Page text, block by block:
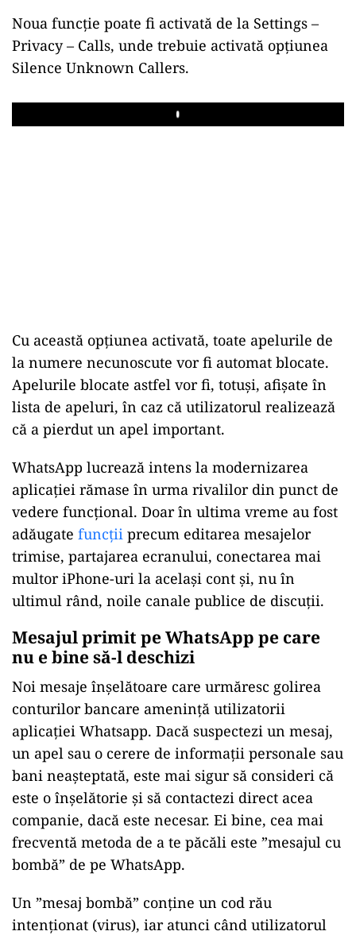
Noua funcție poate fi activată de la Settings –
Privacy – Calls, unde trebuie activată opțiunea
Silence Unknown Callers.
Play
Cu această opțiunea activată, toate apelurile de
la numere necunoscute vor fi automat blocate.
Apelurile blocate astfel vor fi, totuși, afișate în
lista de apeluri, în caz că utilizatorul realizează
că a pierdut un apel important.
WhatsApp lucrează intens la modernizarea
aplicației rămase în urma rivalilor din punct de
vedere funcțional. Doar în ultima vreme au fost
adăugate funcții precum editarea mesajelor
trimise, partajarea ecranului, conectarea mai
multor iPhone-uri la același cont și, nu în
ultimul rând, noile canale publice de discuții.
Mesajul primit pe WhatsApp pe care
nu e bine să-l deschizi
Noi mesaje înșelătoare care urmăresc golirea
conturilor bancare amenință utilizatorii
aplicației Whatsapp. Dacă suspectezi un mesaj,
un apel sau o cerere de informații personale sau
bani neașteptată, este mai sigur să consideri că
este o înșelătorie și să contactezi direct acea
companie, dacă este necesar. Ei bine, cea mai
frecventă metoda de a te păcăli este ”mesajul cu
bombă” de pe WhatsApp.
Un ”mesaj bombă” conține un cod rău
intenționat (virus), iar atunci când utilizatorul